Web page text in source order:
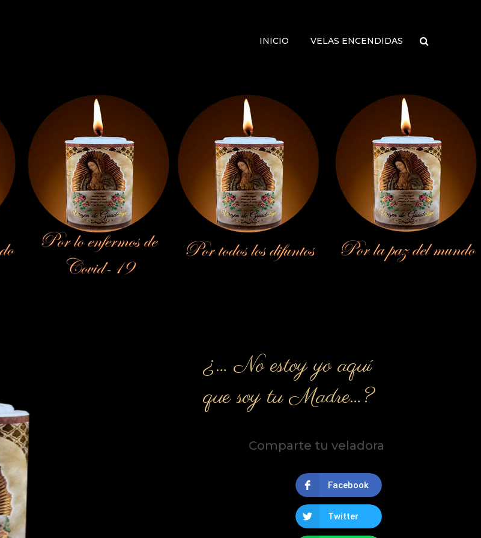
INICIO VELAS ENCENDIDAS
¿… No estoy yo aquí
que soy tu Madre…?
Comparte tu veladora
Facebook
Twitter